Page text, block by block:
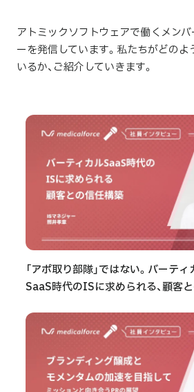
アトミックソフトウェアで働くメン
ーを発信しています。私たちがどの
いるか、ご紹介していきます。
「アポ取り部隊」ではない。バーティ
SaaS時代のISに求められる、顧客